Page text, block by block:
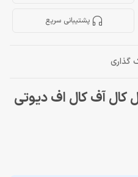
پشتیبانی سریع
گذاری
کال آف کال اف دیوتی